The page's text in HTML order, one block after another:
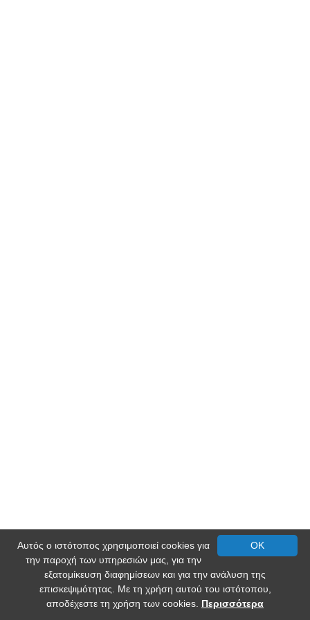
OK
Αυτός ο ιστότοπος χρησιμοποιεί cookies για
την παροχή των υπηρεσιών μας, για την
εξατομίκευση διαφημίσεων και για την ανάλυση της
επισκεψιμότητας. Με τη χρήση αυτού του ιστότοπου,
αποδέχεστε τη χρήση των cookies. Περισσότερα